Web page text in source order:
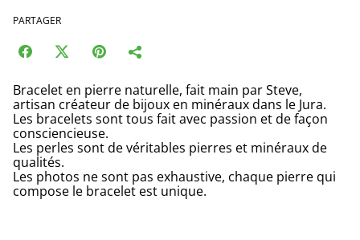
PARTAGER
Bracelet en pierre naturelle, fait main par Steve,
artisan créateur de bijoux en minéraux dans le Jura.
Les bracelets sont tous fait avec passion et de façon
consciencieuse.
Les perles sont de véritables pierres et minéraux de
qualités.
Les photos ne sont pas exhaustive, chaque pierre qui
compose le bracelet est unique.